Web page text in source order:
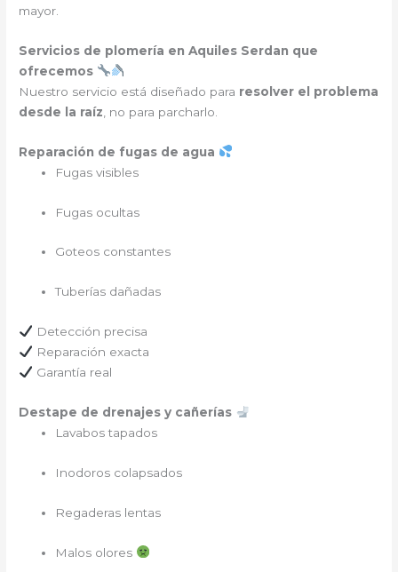
mayor.
Servicios de plomería en Aquiles Serdan que
ofrecemos
Nuestro servicio está diseñado para resolver el problema
desde la raíz , no para parcharlo.
Reparación de fugas de agua
Fugas visibles
Fugas ocultas
Goteos constantes
Tuberías dañadas
Detección precisa
Reparación exacta
Garantía real
Destape de drenajes y cañerías
Lavabos tapados
Inodoros colapsados
Regaderas lentas
Malos olores